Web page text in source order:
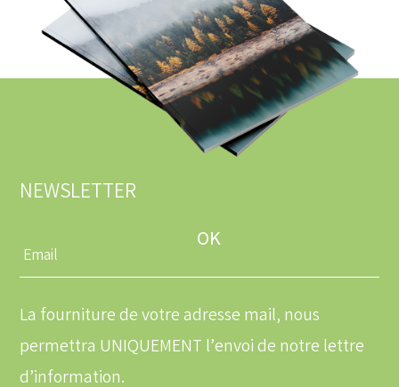
NEWSLETTER
Entrez
une
email
La fourniture de votre adresse mail, nous
permettra UNIQUEMENT l’envoi de notre lettre
d’information.